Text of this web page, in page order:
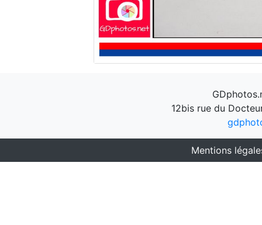
12bis rue du
Mentions